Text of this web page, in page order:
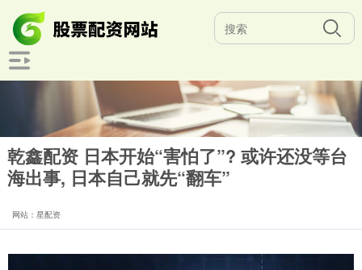
乾鑫配资 日本开始“害怕了”? 或许还没等台
海出事, 日本自己就先“翻车”
网站：星配资